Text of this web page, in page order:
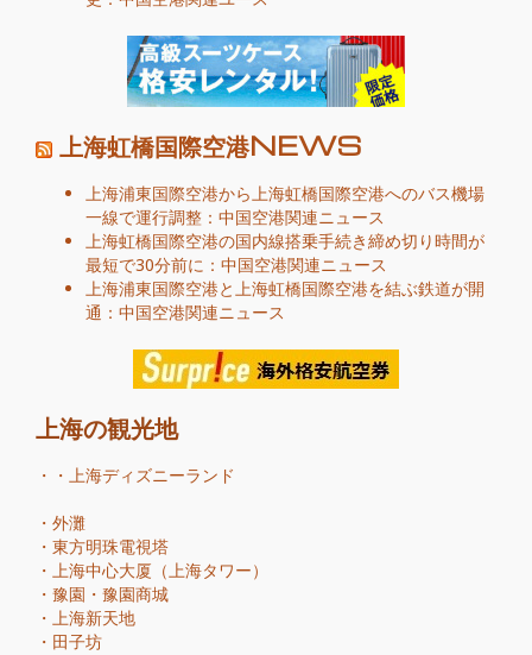
上海虹橋国際空港NEWS
上海浦東国際空港から上海虹橋国際空港へのバス機場
一線で運行調整：中国空港関連ニュース
上海虹橋国際空港の国内線搭乗手続き締め切り時間が
最短で30分前に：中国空港関連ニュース
上海浦東国際空港と上海虹橋国際空港を結ぶ鉄道が開
通：中国空港関連ニュース
上海の観光地
・・ 上海ディズニーランド
・ 外灘
・ 東方明珠電視塔
・ 上海中心大厦（上海タワー）
・ 豫園・豫園商城
・ 上海新天地
・ 田子坊